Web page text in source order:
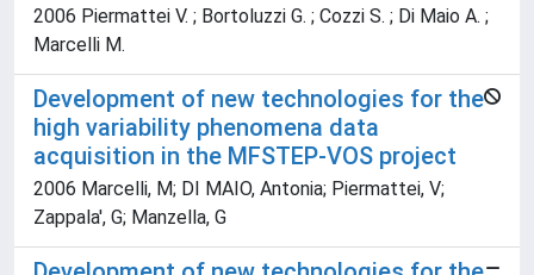
2006 Piermattei V. ; Bortoluzzi G. ; Cozzi S. ; Di Maio A. ;
Marcelli M.
Development of new technologies for the
high variability phenomena data
acquisition in the MFSTEP-VOS project
2006 Marcelli, M; DI MAIO, Antonia; Piermattei, V;
Zappala', G; Manzella, G